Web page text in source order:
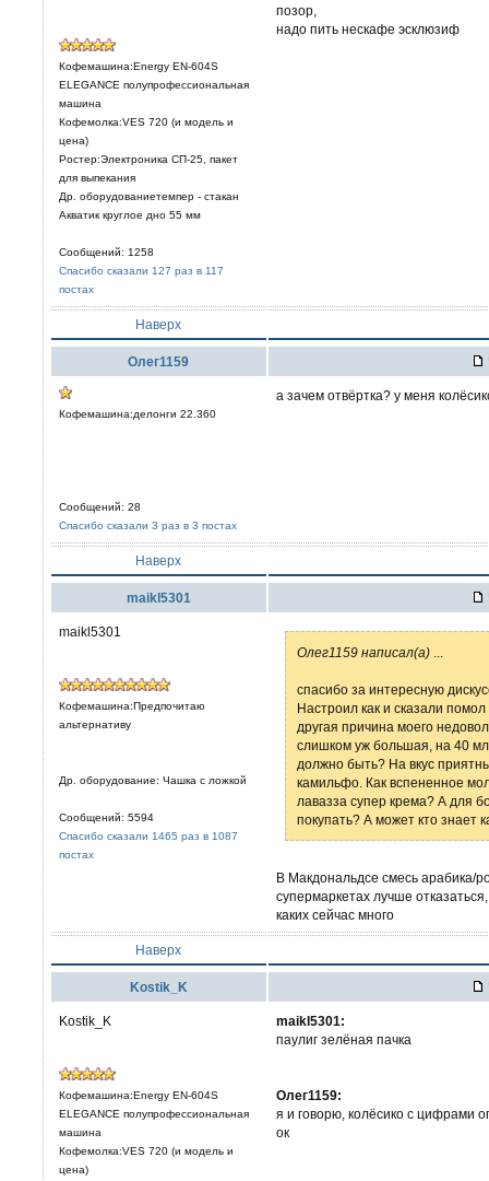
Кофемашина:Energy EN-604S
ELEGANCE полупрофессиональная
машина
Кофемолка:VES 720 (и модель и
цена)
Ростер:Электроника СП-25, пакет
для выпекания
Др. оборудованиетемпер - стакан
Акватик круглое дно 55 мм
Сообщений: 1258
Спасибо сказали 127 раз в 117
постах
позор,
надо пить нескафе эсклюзиф
Наверх
Олег1159
Кофемашина:делонги 22.360
Сообщений: 28
Спасибо сказали 3 раз в 3 постах
а зачем отвёртка? у меня
Наверх
maikl5301
maikl5301
Кофемашина:Предпочитаю
альтернативу
Др. оборудование: Чашка с ложкой
Сообщений: 5594
Спасибо сказали 1465 раз в 1087
постах
Олег1159 написал(а)
спасибо за интересную
Настроил как и сказали
другая причина моего
слишком уж большая, на 40
должно быть? На вкус
камильфо. Как вспененное
лавазза супер крема? А для
покупать? А может кто знает
В Макдональдсе смесь арабика/
супермаркетах лучше
каких сейчас много
Наверх
Kostik_K
Kostik_K
Кофемашина:Energy EN-604S
ELEGANCE полупрофессиональная
машина
Кофемолка:VES 720 (и модель и
цена)
maikl5301:
паулиг зелёная пачка
Олег1159:
я и говорю, колёсико с цифрами
ок